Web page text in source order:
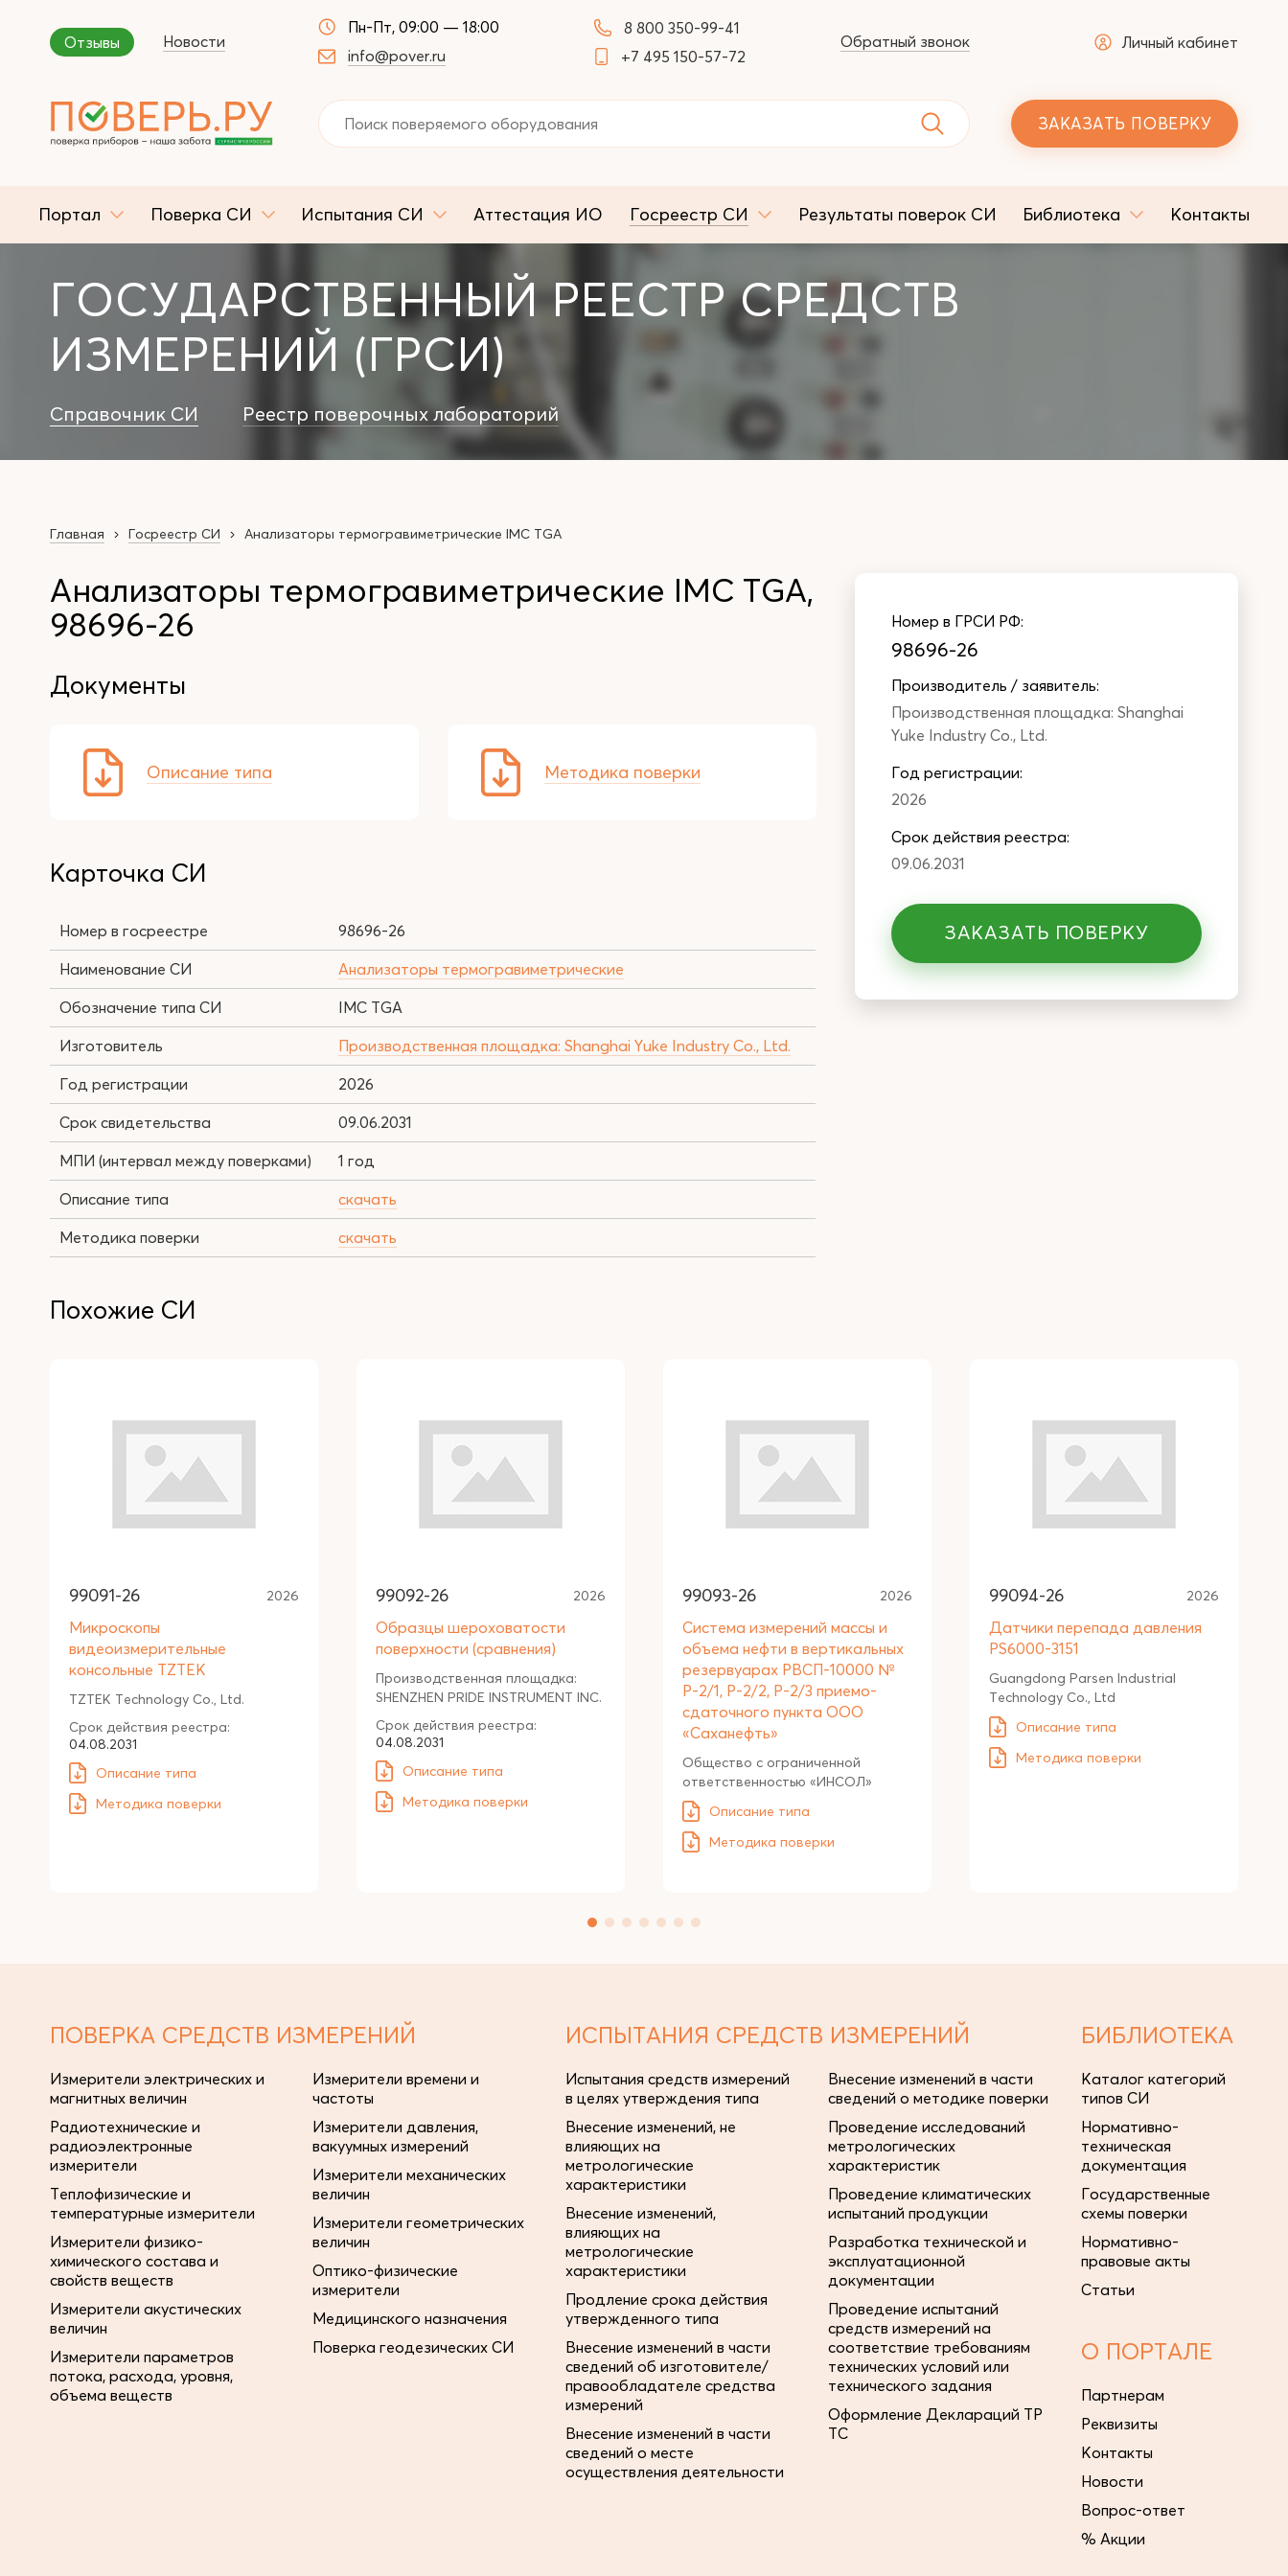
Отзывы Новости
Пн-Пт, 09:00 — 18:00
info@pover.ru
8 800 350-99-41
+7 495 150-57-72
Обратный звонок Личный кабинет
ЗАКАЗАТЬ ПОВЕРКУ
Портал Поверка СИ Испытания СИ Аттестация ИО Госреестр СИ Результаты поверок СИ Библиотека Контакты
ГОСУДАРСТВЕННЫЙ РЕЕСТР СРЕДСТВ
ИЗМЕРЕНИЙ (ГРСИ)
Справочник СИ Реестр поверочных лабораторий
Главная Госреестр СИ Анализаторы термогравиметрические IMC TGA
Анализаторы термогравиметрические IMC TGA,
98696-26
Документы
Описание типа Методика поверки
Карточка СИ
Номер в госреестре
98696-26
Наименование СИ
Анализаторы термогравиметрические
Обозначение типа СИ
IMC TGA
Изготовитель
Производственная площадка: Shanghai Yuke Industry Co., Ltd.
Год регистрации
2026
Срок свидетельства
09.06.2031
МПИ (интервал между поверками)
1 год
Описание типа
скачать
Методика поверки
скачать
Номер в ГРСИ РФ:
98696-26
Производитель / заявитель:
Производственная площадка: Shanghai
Yuke Industry Co., Ltd.
Год регистрации:
2026
Cрок действия реестра:
09.06.2031
ЗАКАЗАТЬ ПОВЕРКУ
Похожие СИ
99091-26 2026
Микроскопы
видеоизмерительные
консольные TZTEK
TZTEK Technology Co., Ltd.
Срок действия реестра:
04.08.2031
Описание типа
Методика поверки
99092-26 2026
Образцы шероховатости
поверхности (сравнения)
Производственная площадка:
SHENZHEN PRIDE INSTRUMENT INC.
Срок действия реестра:
04.08.2031
Описание типа
Методика поверки
99093-26 2026
Система измерений массы и
объема нефти в вертикальных
резервуарах РВСП-10000 №
Р-2/1, Р-2/2, Р-2/3 приемо-
сдаточного пункта ООО
«Саханефть»
Общество с ограниченной
ответственностью «ИНСОЛ»
Описание типа
Методика поверки
99094-26 2026
Датчики перепада давления
PS6000-3151
Guangdong Parsen Industrial
Technology Co., Ltd
Описание типа
Методика поверки
ПОВЕРКА СРЕДСТВ ИЗМЕРЕНИЙ
Измерители электрических и
магнитных величин
Радиотехнические и
радиоэлектронные
измерители
Теплофизические и
температурные измерители
Измерители физико-
химического состава и
свойств веществ
Измерители акустических
величин
Измерители параметров
потока, расхода, уровня,
объема веществ
Измерители времени и
частоты
Измерители давления,
вакуумных измерений
Измерители механических
величин
Измерители геометрических
величин
Оптико-физические
измерители
Медицинского назначения
Поверка геодезических СИ
ИСПЫТАНИЯ СРЕДСТВ ИЗМЕРЕНИЙ
Испытания средств измерений
в целях утверждения типа
Внесение изменений, не
влияющих на
метрологические
характеристики
Внесение изменений,
влияющих на
метрологические
характеристики
Продление срока действия
утвержденного типа
Внесение изменений в части
сведений об изготовителе/
правообладателе средства
измерений
Внесение изменений в части
сведений о месте
осуществления деятельности
Внесение изменений в части
сведений о методике поверки
Проведение исследований
метрологических
характеристик
Проведение климатических
испытаний продукции
Разработка технической и
эксплуатационной
документации
Проведение испытаний
средств измерений на
соответствие требованиям
технических условий или
технического задания
Оформление Деклараций ТР
ТС
БИБЛИОТЕКА
Каталог категорий
типов СИ
Нормативно-
техническая
документация
Государственные
схемы поверки
Нормативно-
правовые акты
Статьи
О ПОРТАЛЕ
Партнерам
Реквизиты
Контакты
Новости
Вопрос-ответ
% Акции